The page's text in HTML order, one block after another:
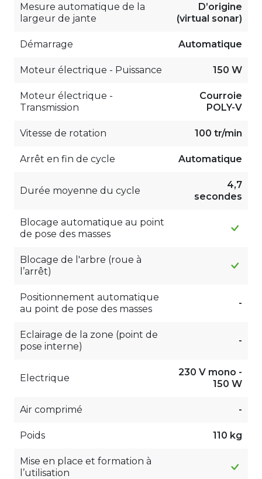
Mesure automatique de la
largeur de jante
D’origine
(virtual sonar)
Démarrage Automatique
Moteur électrique - Puissance 150 W
Moteur électrique -
Transmission
Courroie
POLY-V
Vitesse de rotation 100 tr/min
Arrêt en fin de cycle Automatique
Durée moyenne du cycle
4,7
secondes
Blocage automatique au point
de pose des masses
Blocage de l'arbre (roue à
l’arrêt)
Positionnement automatique
au point de pose des masses
-
Eclairage de la zone (point de
pose interne)
-
Electrique
230 V mono -
150 W
Air comprimé -
Poids 110 kg
Mise en place et formation à
l’utilisation